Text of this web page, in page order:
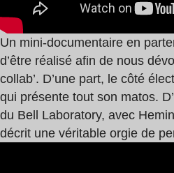
Un mini-documentaire en
d’être réalisé afin de nous
collab’. D’une part, le côté
qui présente tout son matos.
du Bell Laboratory, avec
décrit une véritable orgie de